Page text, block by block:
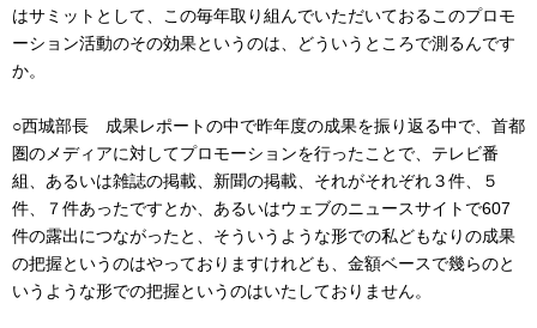
はサミットとして、この毎年取り組んでいただいておるこのプロモ
ーション活動のその効果というのは、どういうところで測るんです
か。
○西城部長 成果レポートの中で昨年度の成果を振り返る中で、首都
圏のメディアに対してプロモーションを行ったことで、テレビ番
組、あるいは雑誌の掲載、新聞の掲載、それがそれぞれ３件、５
件、７件あったですとか、あるいはウェブのニュースサイトで607
件の露出につながったと、そういうような形での私どもなりの成果
の把握というのはやっておりますけれども、金額ベースで幾らのと
いうような形での把握というのはいたしておりません。